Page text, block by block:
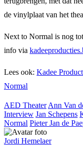
de vinylplaat van het
Next to Normal is nog
info via
Lees ook: Kadee
Normal
AED Theater Ann Van
Interview Jan Schepens
Normal Pieter Jan de
Jordi Hemelaer